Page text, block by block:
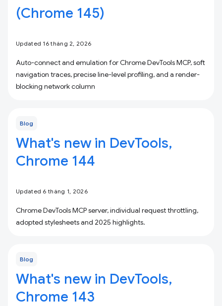
(Chrome 145)
Updated 16 tháng 2, 2026
Auto-connect and emulation for Chrome DevTools MCP, soft
navigation traces, precise line-level profiling, and a render-
blocking network column
Blog
What's new in DevTools,
Chrome 144
Updated 6 tháng 1, 2026
Chrome DevTools MCP server, individual request throttling,
adopted stylesheets and 2025 highlights.
Blog
What's new in DevTools,
Chrome 143